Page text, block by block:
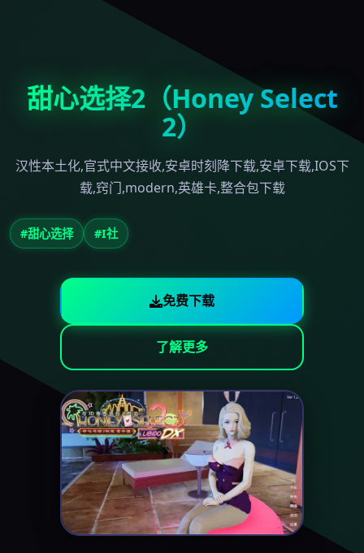
甜心选择2（Honey Select
2）
汉性本土化,官式中文接收,安卓时刻降下载,安卓下载,IOS下
载,窍门,modern,英雄卡,整合包下载
#甜心选择 #I社
免费下载
了解更多